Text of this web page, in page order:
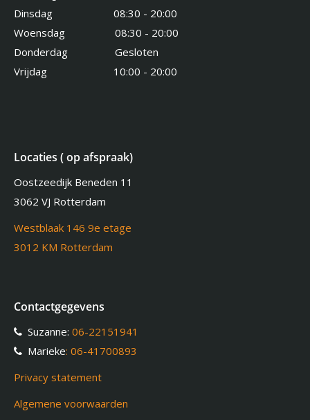
Dinsdag 08:30 - 20:00
Woensdag 08:30 - 20:00
Donderdag Gesloten
Vrijdag 10:00 - 20:00
Locaties ( op afspraak)
Oostzeedijk Beneden 11
3062 VJ Rotterdam
Westblaak 146 9e etage
3012 KM Rotterdam
Contactgegevens
Suzanne: 06-22151941
Marieke: 06-41700893
Privacy statement
Algemene voorwaarden